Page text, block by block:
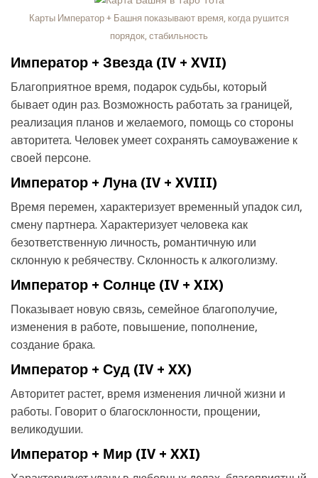
Карты Император + Башня показывают время, когда рушится
порядок, стабильность
Император + Звезда (IV + XVII)
Благоприятное время, подарок судьбы, который
бывает один раз. Возможность работать за границей,
реализация планов и желаемого, помощь со стороны
авторитета. Человек умеет сохранять самоуважение к
своей персоне.
Император + Луна (IV + XVIII)
Время перемен, характеризует временный упадок сил,
смену партнера. Характеризует человека как
безответственную личность, романтичную или
склонную к ребячеству. Склонность к алкоголизму.
Император + Солнце (IV + XIX)
Показывает новую связь, семейное благополучие,
изменения в работе, повышение, пополнение,
создание брака.
Император + Суд (IV + XX)
Авторитет растет, время изменения личной жизни и
работы. Говорит о благосклонности, прощении,
великодушии.
Император + Мир (IV + XXI)